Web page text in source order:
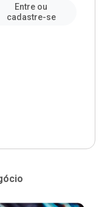
Entre ou
cadastre-se